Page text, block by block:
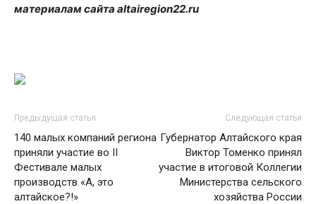
материалам сайта altairegion22.ru
Предыдущая статья
140 малых компаний региона
приняли участие во II
Фестивале малых
производств «А, это
алтайское?!»
Следующая статья
Губернатор Алтайского края
Виктор Томенко принял
участие в итоговой Коллегии
Министерства сельского
хозяйства России